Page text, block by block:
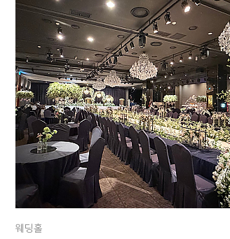
웨딩홀